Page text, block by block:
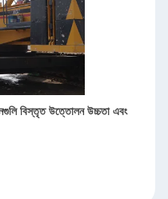
বিস্তৃত উত্তোলন উচ্চতা এবং